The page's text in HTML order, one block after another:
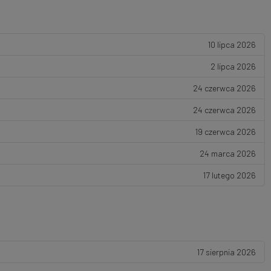
10 lipca 2026
2 lipca 2026
24 czerwca 2026
24 czerwca 2026
19 czerwca 2026
24 marca 2026
17 lutego 2026
17 sierpnia 2026